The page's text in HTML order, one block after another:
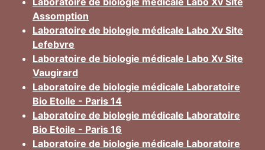
Assomption
Laboratoire de biologie médicale Labo Xv Site
Lefebvre
Laboratoire de biologie médicale Labo Xv Site
Vaugirard
Laboratoire de biologie médicale Laboratoire
Bio Etoile - Paris 14
Laboratoire de biologie médicale Laboratoire
Bio Etoile - Paris 16
Laboratoire de biologie médicale Laboratoire